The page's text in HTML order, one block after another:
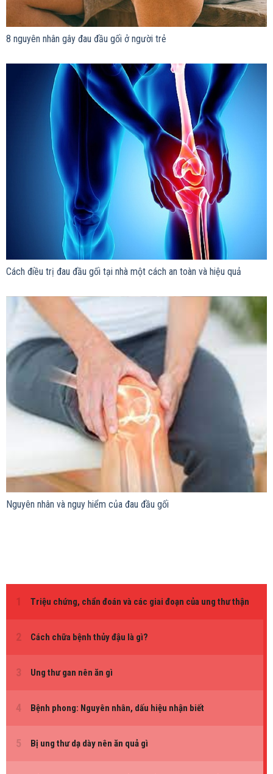
8 nguyên nhân gây đau đầu gối ở người trẻ
Cách điều trị đau đầu gối tại nhà một cách an toàn và hiệu quả
Nguyên nhân và nguy hiểm của đau đầu gối